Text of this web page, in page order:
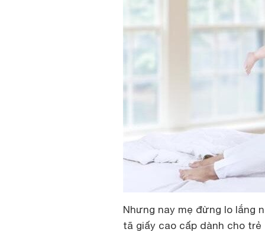
Nhưng nay mẹ đừng lo lắng
tã giấy cao cấp dành cho